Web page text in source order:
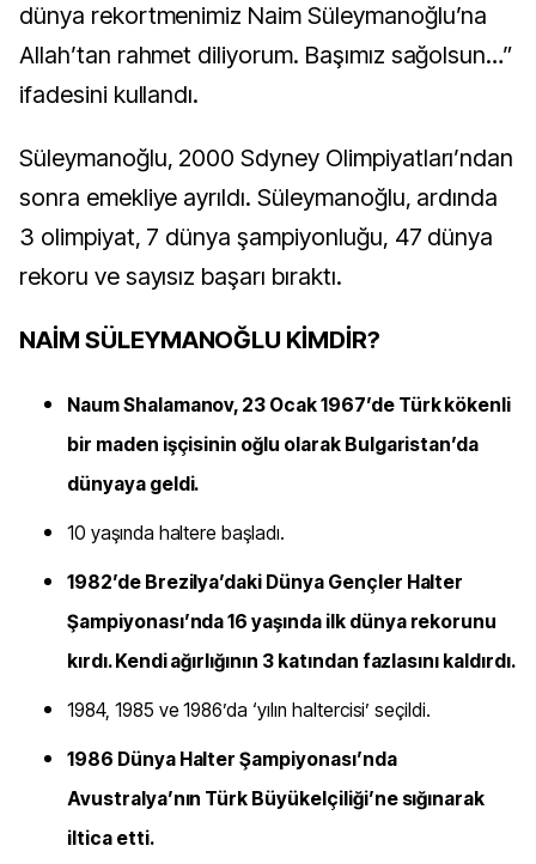
dünya rekortmenimiz Naim Süleymanoğlu’na
Allah’tan rahmet diliyorum. Başımız sağolsun…”
ifadesini kullandı.
Süleymanoğlu, 2000 Sdyney Olimpiyatları’ndan
sonra emekliye ayrıldı. Süleymanoğlu, ardında
3 olimpiyat, 7 dünya şampiyonluğu, 47 dünya
rekoru ve sayısız başarı bıraktı.
NAİM SÜLEYMANOĞLU KİMDİR?
Naum Shalamanov, 23 Ocak 1967’de Türk kökenli
bir maden işçisinin oğlu olarak Bulgaristan’da
dünyaya geldi.
10 yaşında haltere başladı.
1982’de Brezilya’daki Dünya Gençler Halter
Şampiyonası’nda 16 yaşında ilk dünya rekorunu
kırdı. Kendi ağırlığının 3 katından fazlasını kaldırdı.
1984, 1985 ve 1986’da ‘yılın haltercisi’ seçildi.
1986 Dünya Halter Şampiyonası’nda
Avustralya’nın Türk Büyükelçiliği’ne sığınarak
iltica etti.